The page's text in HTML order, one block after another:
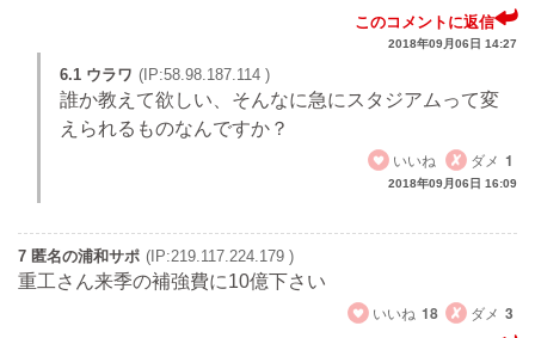
このコメントに返信
2018年09月06日 14:27
6.1 ウラワ (IP:58.98.187.114 )
誰か教えて欲しい、そんなに急にスタジアムって変
えられるものなんですか？
いいね
ダメ 1
2018年09月06日 16:09
7 匿名の浦和サポ (IP:219.117.224.179 )
重工さん来季の補強費に10億下さい
いいね 18 ダメ 3